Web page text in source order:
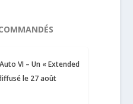
VI – Un « Extended
le 27 août